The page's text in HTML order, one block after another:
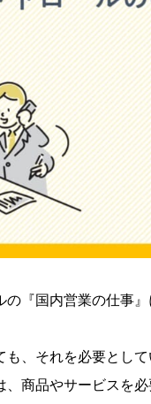
『国内営業の仕事
、それを必要とし
、商品やサービスを